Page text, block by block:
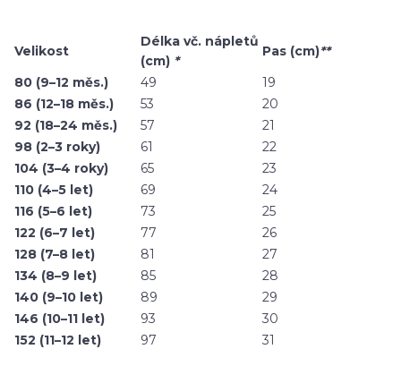
Velikost
Délka vč. nápletů
(cm) *
Pas (cm)**
80 (9–12 měs.)
49
19
86 (12–18 měs.)
53
20
92 (18–24 měs.)
57
21
98 (2–3 roky)
61
22
104 (3–4 roky)
65
23
110 (4–5 let)
69
24
116 (5–6 let)
73
25
122 (6–7 let)
77
26
128 (7–8 let)
81
27
134 (8–9 let)
85
28
140 (9–10 let)
89
29
146 (10–11 let)
93
30
152 (11–12 let)
97 31